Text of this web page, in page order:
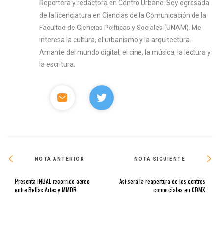
Reportera y redactora en Centro Urbano. Soy egresada
de la licenciatura en Ciencias de la Comunicación de la
Facultad de Ciencias Políticas y Sociales (UNAM). Me
interesa la cultura, el urbanismo y la arquitectura.
Amante del mundo digital, el cine, la música, la lectura y
la escritura.
NOTA ANTERIOR
Presenta INBAL recorrido aéreo
entre Bellas Artes y MMDR
NOTA SIGUIENTE
Así será la reapertura de los centros
comerciales en CDMX